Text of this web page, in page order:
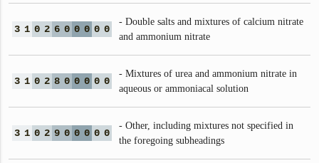
3 1 0 2 6 0 0 0 0 0
- Double salts and mixtures of calcium nitrate
and ammonium nitrate
3 1 0 2 8 0 0 0 0 0
- Mixtures of urea and ammonium nitrate in
aqueous or ammoniacal solution
3 1 0 2 9 0 0 0 0 0
- Other, including mixtures not specified in
the foregoing subheadings